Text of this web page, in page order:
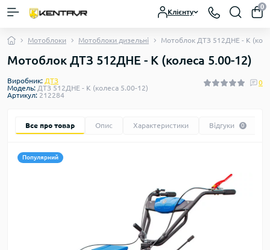
Клієнту
0
Мотоблоки Мотоблоки дизельні Мотоблок ДТЗ 512ДНЕ - К
Мотоблок ДТЗ 512ДНЕ - К (колеса 5.00-12)
Виробник: ДТЗ
Модель: ДТЗ 512ДНЕ - К (колеса 5.00-12)
Артикул: 212284
0
Все про товар Опис Характеристики Відгуки 0
Популярний